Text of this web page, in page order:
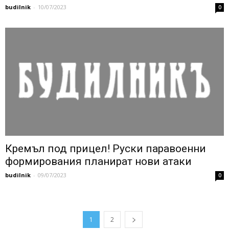
budilnik - 10/07/2023 0
Кремъл под прицел! Руски паравоенни
формирования планират нови атаки
budilnik - 09/07/2023 0
1 2